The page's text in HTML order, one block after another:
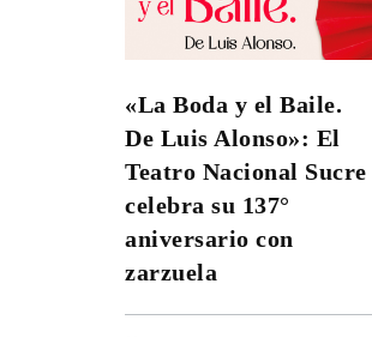
«La Boda y el Baile.
De Luis Alonso»: El
Teatro Nacional Sucre
celebra su 137°
aniversario con
zarzuela